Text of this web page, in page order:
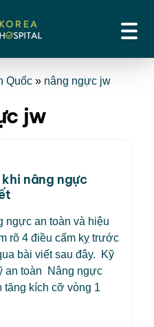
Quốc » nâng ngực jw
jw
nâng ngực
ngực an toàn và hiệu
rõ 4 điều cấm kỵ trước
bài viết sau đây. Kỹ
an toàn Nâng ngực
tăng kích cỡ vòng 1